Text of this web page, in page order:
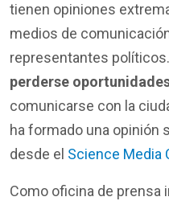
tienen opiniones
medios de
representantes
perderse
comunicarse con la
ha formado una opinión
desde el Science Media
Como oficina de prensa